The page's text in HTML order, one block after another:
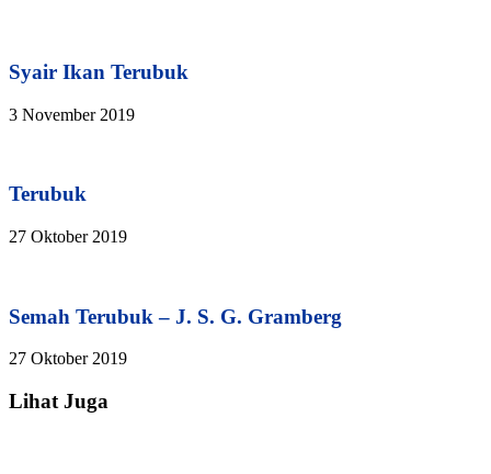
Syair Ikan Terubuk
3 November 2019
Terubuk
27 Oktober 2019
Semah Terubuk – J. S. G. Gramberg
27 Oktober 2019
Lihat Juga